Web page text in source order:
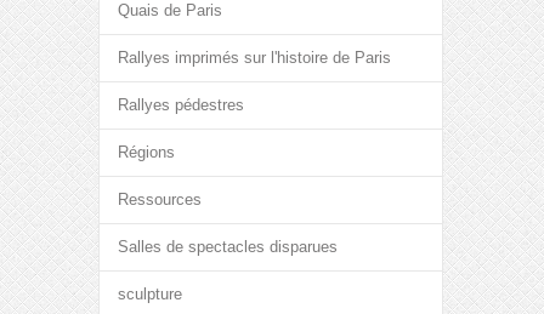
Quais de Paris
Rallyes imprimés sur l'histoire de Paris
Rallyes pédestres
Régions
Ressources
Salles de spectacles disparues
sculpture